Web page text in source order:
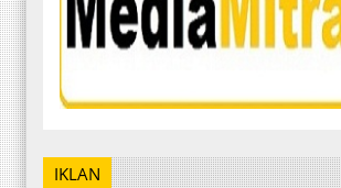
IKLAN